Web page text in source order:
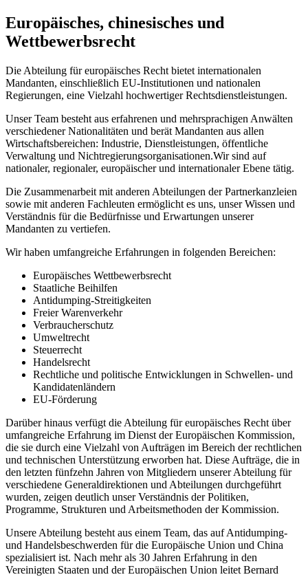
Europäisches, chinesisches und
Wettbewerbsrecht
Die Abteilung für europäisches Recht bietet internationalen
Mandanten, einschließlich EU-Institutionen und nationalen
Regierungen, eine Vielzahl hochwertiger Rechtsdienstleistungen.
Unser Team besteht aus erfahrenen und mehrsprachigen Anwälten
verschiedener Nationalitäten und berät Mandanten aus allen
Wirtschaftsbereichen: Industrie, Dienstleistungen, öffentliche
Verwaltung und Nichtregierungsorganisationen.Wir sind auf
nationaler, regionaler, europäischer und internationaler Ebene tätig.
Die Zusammenarbeit mit anderen Abteilungen der Partnerkanzleien
sowie mit anderen Fachleuten ermöglicht es uns, unser Wissen und
Verständnis für die Bedürfnisse und Erwartungen unserer
Mandanten zu vertiefen.
Wir haben umfangreiche Erfahrungen in folgenden Bereichen:
Europäisches Wettbewerbsrecht
Staatliche Beihilfen
Antidumping-Streitigkeiten
Freier Warenverkehr
Verbraucherschutz
Umweltrecht
Steuerrecht
Handelsrecht
Rechtliche und politische Entwicklungen in Schwellen- und
Kandidatenländern
EU-Förderung
Darüber hinaus verfügt die Abteilung für europäisches Recht über
umfangreiche Erfahrung im Dienst der Europäischen Kommission,
die sie durch eine Vielzahl von Aufträgen im Bereich der rechtlichen
und technischen Unterstützung erworben hat. Diese Aufträge, die in
den letzten fünfzehn Jahren von Mitgliedern unserer Abteilung für
verschiedene Generaldirektionen und Abteilungen durchgeführt
wurden, zeigen deutlich unser Verständnis der Politiken,
Programme, Strukturen und Arbeitsmethoden der Kommission.
Unsere Abteilung besteht aus einem Team, das auf Antidumping-
und Handelsbeschwerden für die Europäische Union und China
spezialisiert ist. Nach mehr als 30 Jahren Erfahrung in den
Vereinigten Staaten und der Europäischen Union leitet Bernard